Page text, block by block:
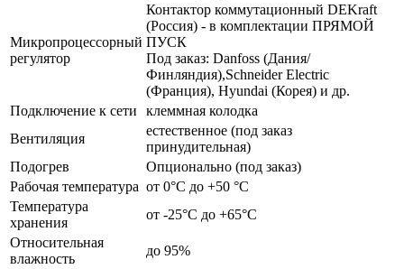
Микропроцессорный
регулятор
Контактор коммутационный DEKraft
(Россия) - в комплектации ПРЯМОЙ
ПУСК
Под заказ: Danfoss (Дания/
Финляндия),Schneider Electric
(Франция), Hyundai (Корея) и др.
Подключение к сети
клеммная колодка
Вентиляция
естественное (под заказ
принудительная)
Подогрев
Опционально (под заказ)
Рабочая температура от 0°C до +50 °C
Температура
хранения
от -25°C до +65°C
Относительная
влажность
до 95%